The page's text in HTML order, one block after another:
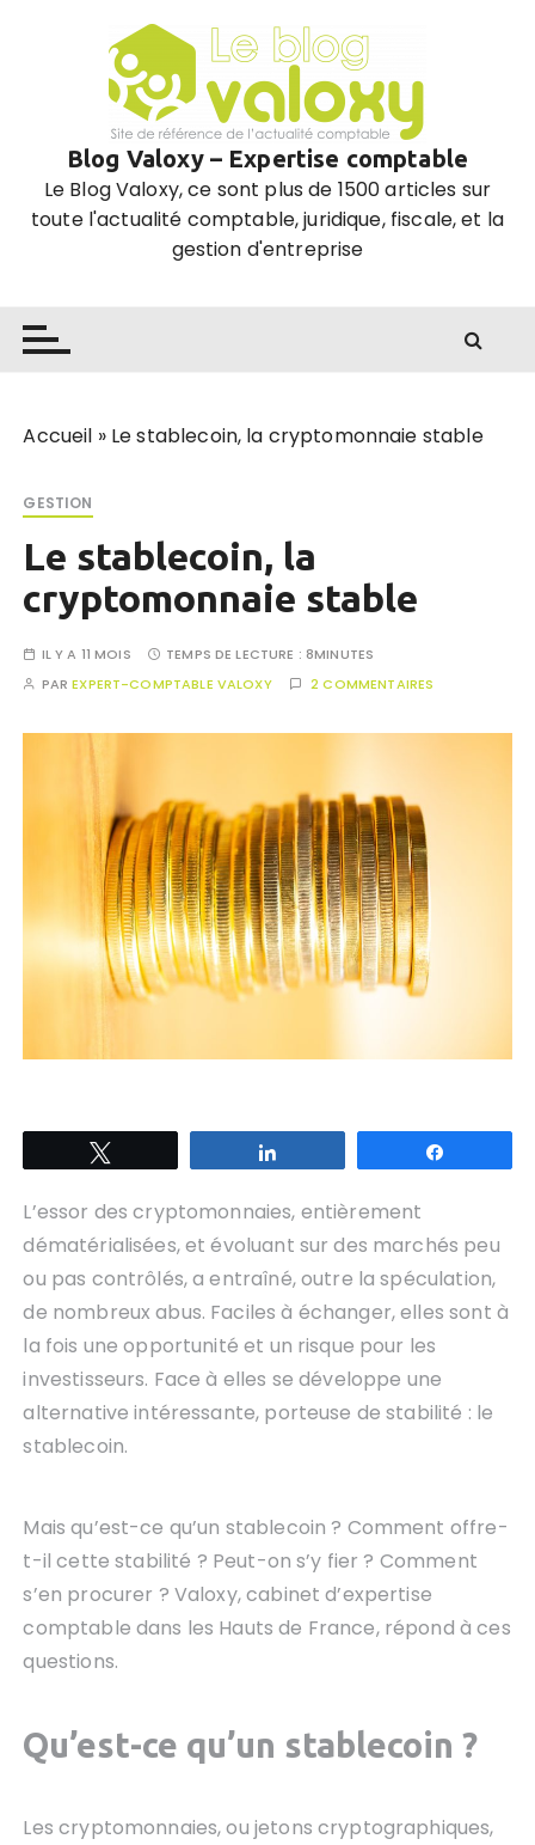
Blog Valoxy – Expertise comptable
Le Blog Valoxy, ce sont plus de 1500 articles sur
toute l'actualité comptable, juridique, fiscale, et la
gestion d'entreprise
Accueil » Le stablecoin, la cryptomonnaie stable
GESTION
Le stablecoin, la
cryptomonnaie stable
IL Y A 11 MOIS TEMPS DE LECTURE : 8MINUTES
PAREXPERT-COMPTABLE VALOXY 2 COMMENTAIRES
L’essor des cryptomonnaies, entièrement
dématérialisées, et évoluant sur des marchés peu
ou pas contrôlés, a entraîné, outre la spéculation,
de nombreux abus. Faciles à échanger, elles sont à
la fois une opportunité et un risque pour les
investisseurs. Face à elles se développe une
alternative intéressante, porteuse de stabilité : le
stablecoin.
Mais qu’est-ce qu’un stablecoin ? Comment offre-
t-il cette stabilité ? Peut-on s’y fier ? Comment
s’en procurer ? Valoxy, cabinet d’expertise
comptable dans les Hauts de France, répond à ces
questions.
Qu’est-ce qu’un stablecoin ?
Les cryptomonnaies, ou jetons cryptographiques,